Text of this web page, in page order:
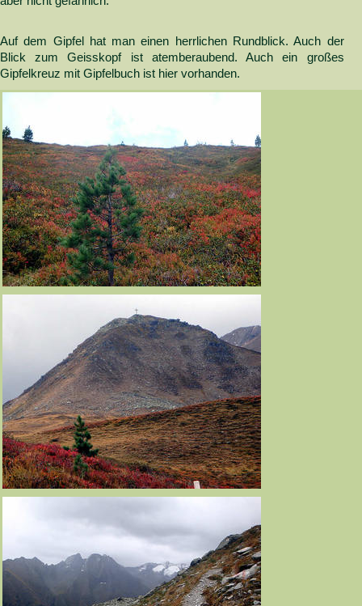
Auf dem Gipfel hat man einen herrlichen Rundblick. Auch der
Blick zum Geisskopf ist atemberaubend. Auch ein großes
Gipfelkreuz mit Gipfelbuch ist hier vorhanden.